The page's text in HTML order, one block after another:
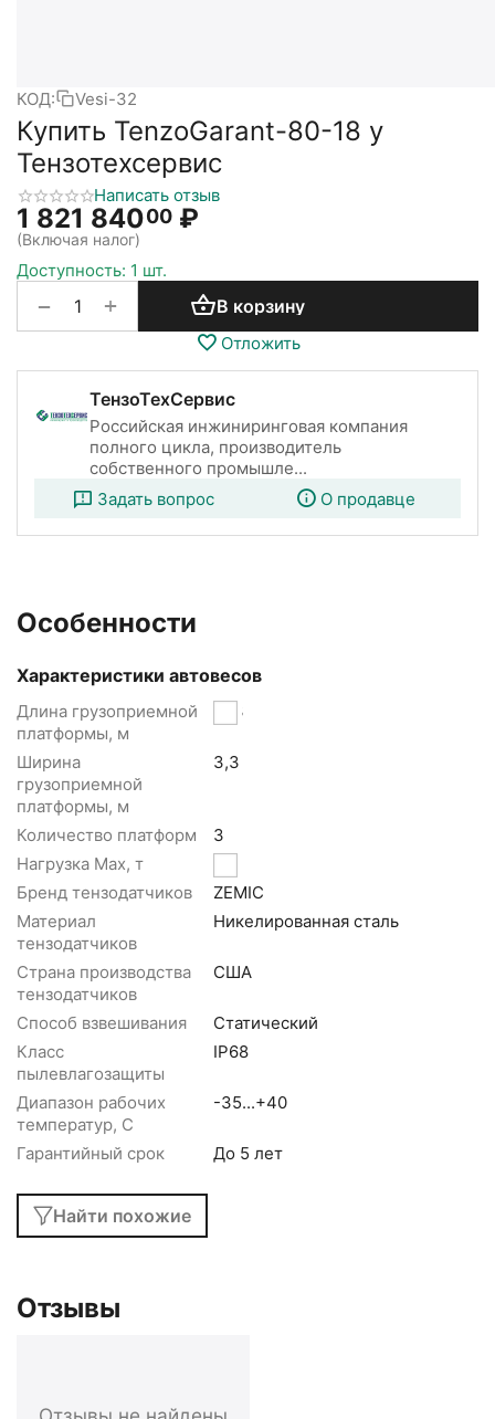
КОД: Vesi-32
Купить TenzoGarant-80-18 у
Тензотехсервис
Написать отзыв
1 821 84000 ₽
(Включая налог)
Доступность: 1 шт.
+
− В корзину
Отложить
ТензоТехСервис
Российская инжиниринговая компания
полного цикла, производитель
собственного промышле...
Задать вопрос
О продавце
Особенности
Характеристики автовесов
Длина грузоприемной
платформы, м
17,3
Ширина
грузоприемной
платформы, м
3,3
Количество платформ
3
Нагрузка Max, т
Бренд тензодатчиков
ZEMIC
Материал
тензодатчиков
Никелированная сталь
Страна производства
тензодатчиков
США
Способ взвешивания
Статический
Класс
пылевлагозащиты
IP68
Диапазон рабочих
температур, С
-35...+40
Гарантийный срок До 5 лет
Найти похожие
Отзывы